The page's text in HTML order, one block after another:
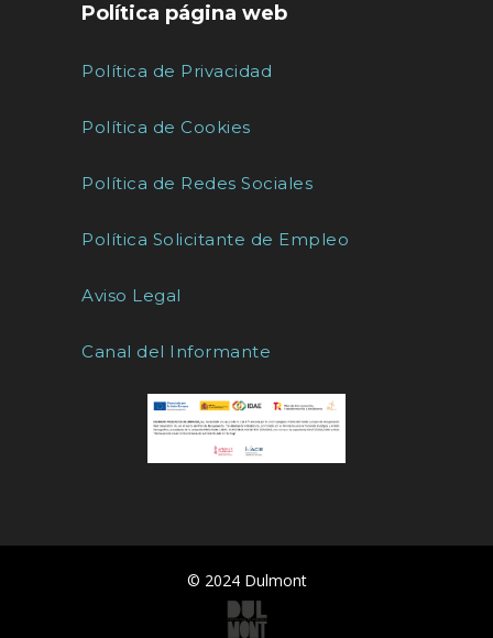
Política página web
Política de Privacidad
Política de Cookies
Política de Redes Sociales
Política Solicitante de Empleo
Aviso Legal
Canal del Informante
© 2024 Dulmont